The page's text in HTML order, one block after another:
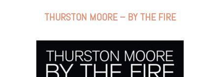
THURSTON MOORE – BY THE FIRE